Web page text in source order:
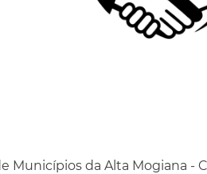
Municípios da Alta Mogiana -